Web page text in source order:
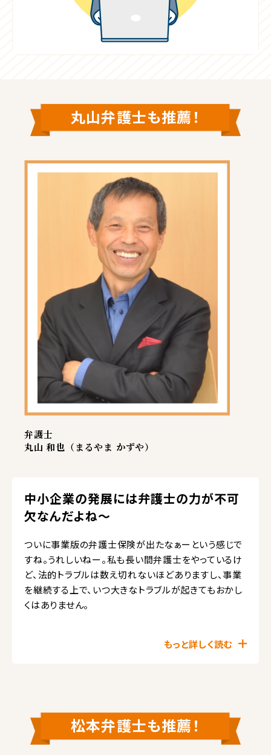
丸山弁護士も推薦！
弁護士
丸山 和也（まるやま かずや）
中小企業の発展には弁護士の力が不可
欠なんだよね～
ついに事業版の弁護士保険が出たなぁーという感じで
すね。うれしいねー。私も長い間弁護士をやっているけ
ど、法的トラブルは数え切れないほどありますし、事業
を継続する上で、いつ大きなトラブルが起きてもおかし
くはありません。
もっと詳しく読む
松本弁護士も推薦！